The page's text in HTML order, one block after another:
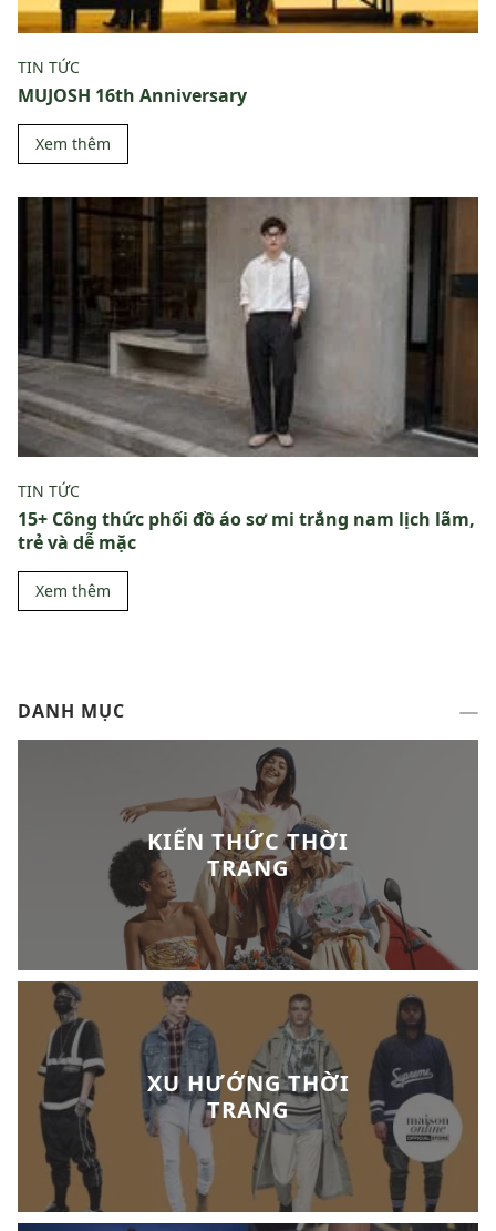
TIN TỨC
MUJOSH 16th Anniversary
Xem thêm
TIN TỨC
15+ Công thức phối đồ áo sơ mi trắng nam lịch lãm,
trẻ và dễ mặc
Xem thêm
DANH MỤC
KIẾN THỨC THỜI
TRANG
XU HƯỚNG THỜI
TRANG